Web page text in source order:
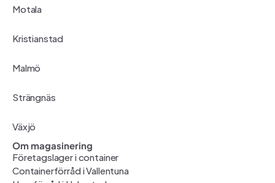
Motala
Kristianstad
Malmö
Strängnäs
Växjö
Om magasinering
Företagslager i container
Containerförråd i Vallentuna